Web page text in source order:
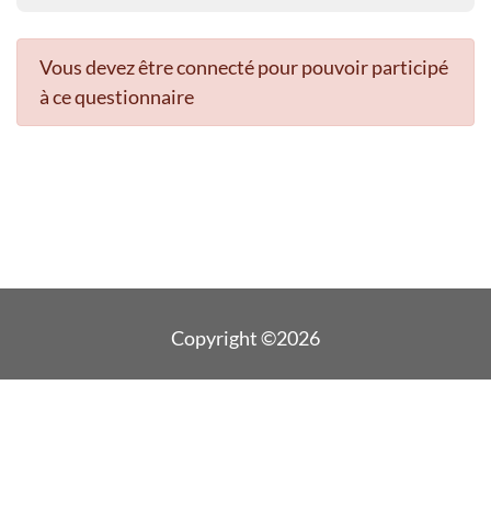
Vous devez être connecté pour pouvoir participé
à ce questionnaire
Copyright ©2026